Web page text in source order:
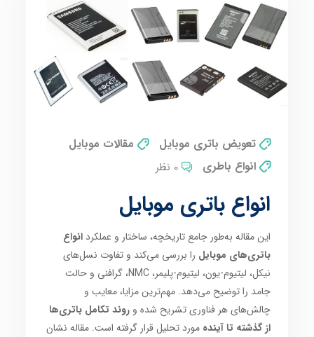
تعویض باتری موبایل
مقالات موبایل
انواع باطری
0 نظر
انواع باتری موبایل
این مقاله به‌طور جامع تاریخچه، ساختار و عملکرد انواع
باتری‌های موبایل را بررسی می‌کند و تفاوت نسل‌های
نیکل، لیتیوم-یون، لیتیوم-پلیمر، NMC، گرافنی و حالت
جامد را توضیح می‌دهد. مهم‌ترین مزایا، معایب و
چالش‌های هر فناوری تشریح شده و روند تکامل باتری‌ها
از گذشته تا آینده مورد تحلیل قرار گرفته است. مقاله نشان